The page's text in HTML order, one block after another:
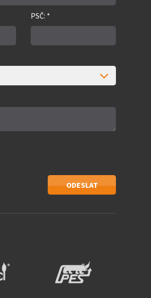
PSČ: *